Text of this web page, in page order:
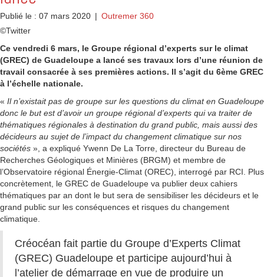
Publié le : 07 mars 2020 | Outremer 360
©Twitter
Ce vendredi 6 mars, le Groupe régional d’experts sur le climat
(GREC) de Guadeloupe a lancé ses travaux lors d’une réunion de
travail consacrée à ses premières actions. Il s’agit du 6ème GREC
à l’échelle nationale.
« Il n’existait pas de groupe sur les questions du climat en Guadeloupe
donc le but est d’avoir un groupe régional d’experts qui va traiter de
thématiques régionales à destination du grand public, mais aussi des
décideurs au sujet de l’impact du changement climatique sur nos
sociétés », a expliqué Ywenn De La Torre, directeur du Bureau de
Recherches Géologiques et Minières (BRGM) et membre de
l’Observatoire régional Énergie-Climat (OREC), interrogé par RCI. Plus
concrètement, le GREC de Guadeloupe va publier deux cahiers
thématiques par an dont le but sera de sensibiliser les décideurs et le
grand public sur les conséquences et risques du changement
climatique.
Créocéan fait partie du Groupe d’Experts Climat
(GREC) Guadeloupe et participe aujourd’hui à
l’atelier de démarrage en vue de produire un